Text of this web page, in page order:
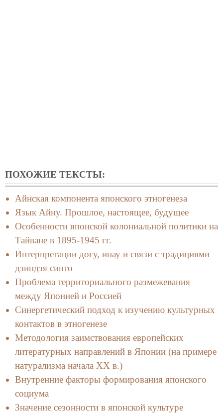
ПОХОЖИЕ ТЕКСТЫ:
Айнская компонента японского этногенеза
Язык Айну. Прошлое, настоящее, будущее
Особенности японской колониальной политики на
Тайване в 1895-1945 гг.
Интерпретации догу, инау и связи с традициями
дзиндзя синто
Проблема территориального размежевания
между Японией и Россией
Синергетический подход к изучению культурных
контактов в этногенезе
Методология заимствования европейских
литературных направлений в Японии (на примере
натурализма начала ХХ в.)
Внутренние факторы формирования японского
социума
Значение сезонности в японской культуре